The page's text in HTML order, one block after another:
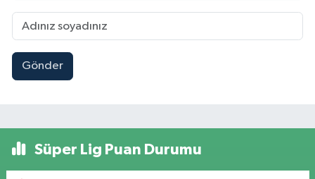
Gönder
Süper Lig Puan Durumu